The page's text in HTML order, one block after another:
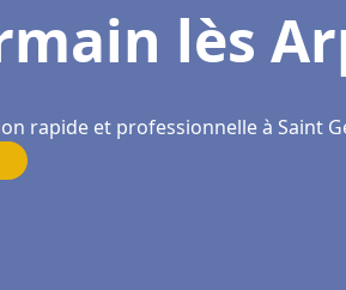
lès
rapide et professionnelle à Saint